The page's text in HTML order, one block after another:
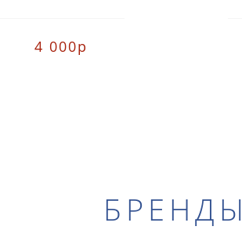
4 000р
БРЕНДЫ